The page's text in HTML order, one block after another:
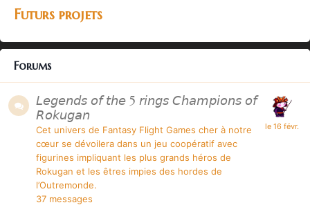
Futurs projets
Forums
𝘓𝘦𝘨𝘦𝘯𝘥𝘴 𝘰𝘧 𝘵𝘩𝘦 5 𝘳𝘪𝘯𝘨𝘴 𝘊𝘩𝘢𝘮𝘱𝘪𝘰𝘯𝘴 𝘰𝘧
𝘙𝘰𝘬𝘶𝘨𝘢𝘯
Cet univers de Fantasy Flight Games cher à notre
cœur se dévoilera dans un jeu coopératif avec
figurines impliquant les plus grands héros de
Rokugan et les êtres impies des hordes de
l’Outremonde.
37 messages